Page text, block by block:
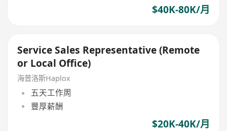
$40K-80K/月
Service Sales Representative (Remote
or Local Office)
海普洛斯Haplox
五天工作周
豐厚薪酬
$20K-40K/月